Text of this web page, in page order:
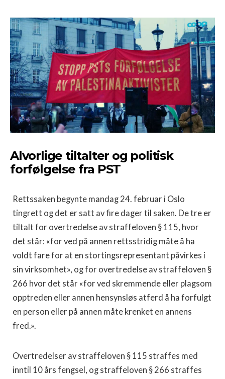
Alvorlige tiltalter og politisk
forfølgelse fra PST
Rettssaken begynte mandag 24. februar i Oslo
tingrett og det er satt av fire dager til saken. De tre er
tiltalt for overtredelse av straffeloven § 115, hvor
det står: «for ved på annen rettsstridig måte å ha
voldt fare for at en stortingsrepresentant påvirkes i
sin virksomhet», og for overtredelse av straffeloven §
266 hvor det står «for ved skremmende eller plagsom
opptreden eller annen hensynsløs atferd å ha forfulgt
en person eller på annen måte krenket en annens
fred.».
Overtredelser av straffeloven § 115 straffes med
inntil 10 års fengsel, og straffeloven § 266 straffes